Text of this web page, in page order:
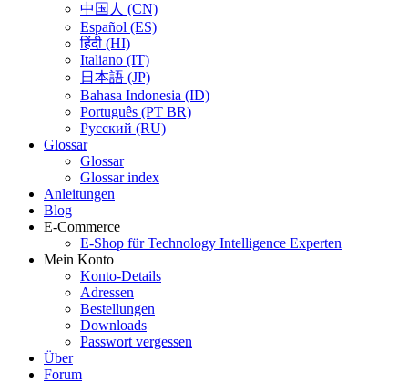
中国人 (CN)
Español (ES)
हिंदी (HI)
Italiano (IT)
日本語 (JP)
Bahasa Indonesia (ID)
Português (PT BR)
Pусский (RU)
Glossar
Glossar
Glossar index
Anleitungen
Blog
E-Commerce
E-Shop für Technology Intelligence Experten
Mein Konto
Konto-Details
Adressen
Bestellungen
Downloads
Passwort vergessen
Über
Forum